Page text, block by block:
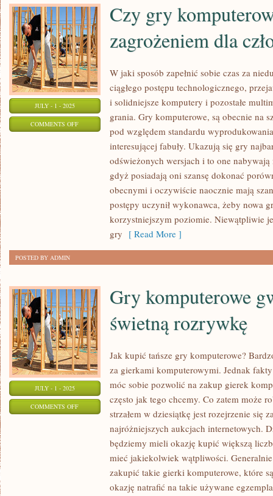
JULY - 1 - 2025
COMMENTS OFFON
Czy gry
zagrożeniem dla
W jaki sposób zapełnić sobie czas za
ciągłego postępu technologicznego,
i solidniejsze komputery i pozostałe
grania. Gry komputerowe, są obecnie na
pod względem standardu
interesującej fabuły. Ukazują się gry
odświeżonych wersjach i to one
gdyż posiadają oni szansę dokonać
obecnymi i oczywiście naocznie mają
postępy uczynił wykonawca, żeby nowa
korzystniejszym poziomie. Niewątpliwie
gry [ Read More ]
POSTED BY ADMIN
JULY - 1 - 2025
COMMENTS OFFON
KOMPUTEROWE
GWARANTUJĄ
Gry komputerowe
świetną rozrywkę
Jak kupić tańsze gry komputerowe?
za gierkami komputerowymi. Jednak
móc sobie pozwolić na zakup gierek
często jak tego chcemy. Co zatem może
strzałem w dziesiątkę jest rozejrzenie się
najróżniejszych aukcjach internetowych.
będziemy mieli okazję kupić większą
mieć jakiekolwiek wątpliwości.
zakupić takie gierki komputerowe, które
okazję natrafić na takie używane